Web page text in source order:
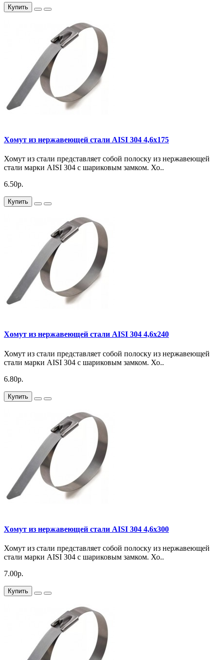
Купить
Хомут из нержавеющей стали AISI 304 4,6х175
Хомут из стали представляет собой полоску из нержавеющей
стали марки AISI 304 с шариковым замком. Хо..
6.50р.
Купить
Хомут из нержавеющей стали AISI 304 4,6х240
Хомут из стали представляет собой полоску из нержавеющей
стали марки AISI 304 с шариковым замком. Хо..
6.80р.
Купить
Хомут из нержавеющей стали AISI 304 4,6х300
Хомут из стали представляет собой полоску из нержавеющей
стали марки AISI 304 с шариковым замком. Хо..
7.00р.
Купить